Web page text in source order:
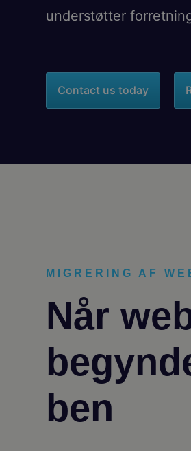
understøtter
Contact us today
MIGRERING AF
Når
ben